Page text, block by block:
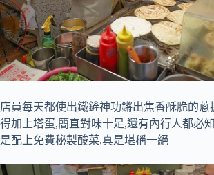
店員每天都使出鐵鏟神功鏘出焦香酥脆的蔥
得加上塔蛋,簡直對味十足,還有內行人都必
是配上免費秘製酸菜,真是堪稱一絕